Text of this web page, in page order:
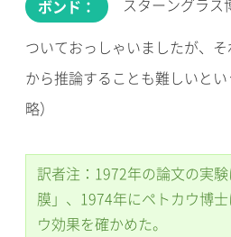
ボンド：
スターングラス
ついておっしゃいましたが、
から推論することも難しいと
略）
訳者注：1972年の論文の実
膜」、1974年にペトカウ博
ウ効果を確かめた。